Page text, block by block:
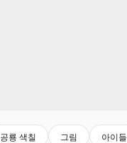
공룡 색칠 그림 아이들